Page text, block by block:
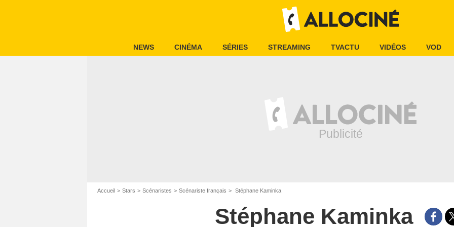
NEWS CINÉMA SÉRIES STREAMING TVACTU VIDÉOS VOD
Accueil Stars Scénaristes Scénariste français Stéphane Kaminka
Stéphane Kaminka